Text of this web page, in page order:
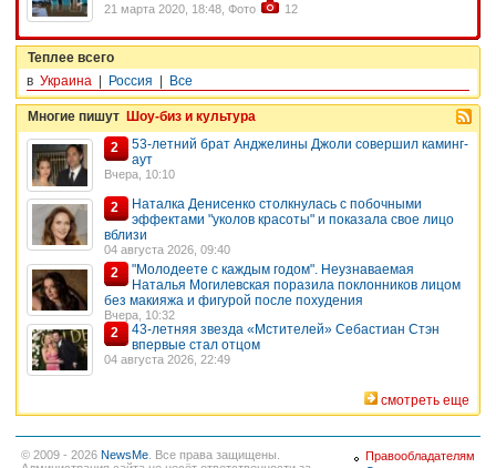
21 марта 2020, 18:48, Фото 12
Теплее всего
в Украина Россия Все
Многие пишут Шоу-биз и культура
2
53-летний брат Анджелины Джоли совершил каминг-
аут
Вчера, 10:10
2
Наталка Денисенко столкнулась с побочными
эффектами "уколов красоты" и показала свое лицо
вблизи
04 августа 2026, 09:40
2
"Молодеете с каждым годом". Неузнаваемая
Наталья Могилевская поразила поклонников лицом
без макияжа и фигурой после похудения
Вчера, 10:32
2
43-летняя звезда «Мстителей» Себастиан Стэн
впервые стал отцом
04 августа 2026, 22:49
смотреть еще
© 2009 - 2026 NewsMe . Все права защищены.
Правообладателям